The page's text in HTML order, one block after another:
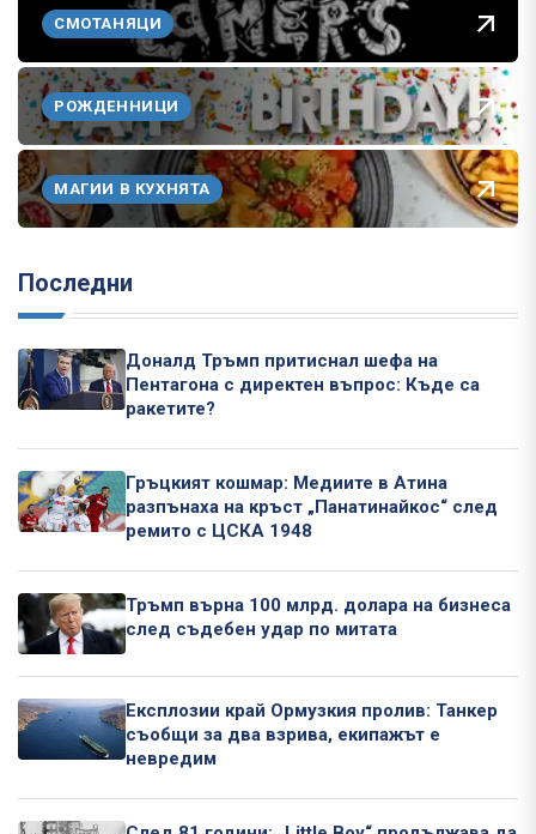
СМОТАНЯЦИ
РОЖДЕННИЦИ
МАГИИ В КУХНЯТА
Последни
Доналд Тръмп притиснал шефа на
Пентагона с директен въпрос: Къде са
ракетите?
Гръцкият кошмар: Медиите в Атина
разпънаха на кръст „Панатинайкос“ след
ремито с ЦСКА 1948
Тръмп върна 100 млрд. долара на бизнеса
след съдебен удар по митата
Експлозии край Ормузкия пролив: Танкер
съобщи за два взрива, екипажът е
невредим